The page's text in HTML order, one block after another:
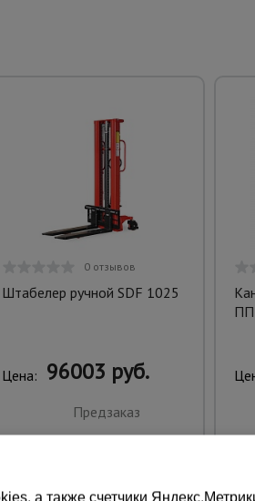
0 отзывов
Штабелер ручной SDF 1025
Цена: 96003 руб.
Предзаказ
а также счетчики